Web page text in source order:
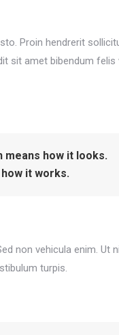
Proin hendrerit
sit amet bibendum
means how it looks.
it works.
non vehicula enim.
turpis.